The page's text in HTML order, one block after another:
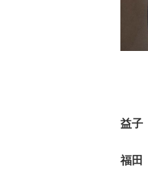
益子
福田